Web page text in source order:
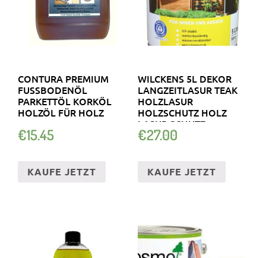
CONTURA PREMIUM
FUSSBODENÖL P
ARKETTÖL KORKÖL H
OLZÖL FÜR HOLZ
€15.45
KAUFE JETZT
WILCKENS 5L DEKOR
LANGZEITLASUR TEAK
HOLZLASUR
HOLZSCHUTZ HOLZ
LASUR SCHUTZ
€27.00
KAUFE JETZT